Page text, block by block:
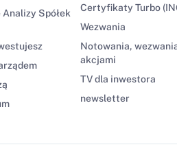
Spółek
Certyfikaty Turbo
Wezwania
Notowania,
akcjami
TV dla inwestora
newsletter